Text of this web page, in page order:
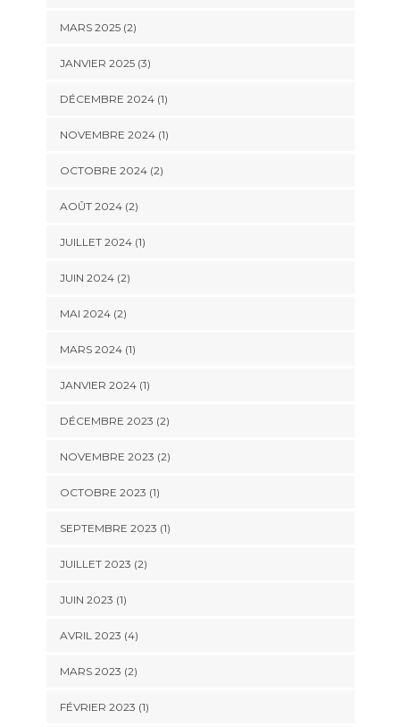
MARS 2025(2)
JANVIER 2025(3)
DÉCEMBRE 2024(1)
NOVEMBRE 2024(1)
OCTOBRE 2024(2)
AOÛT 2024(2)
JUILLET 2024(1)
JUIN 2024(2)
MAI 2024(2)
MARS 2024(1)
JANVIER 2024(1)
DÉCEMBRE 2023 (2)
NOVEMBRE 2023 (2)
OCTOBRE 2023 (1)
SEPTEMBRE 2023 (1)
JUILLET 2023 (2)
JUIN 2023 (1)
AVRIL 2023 (4)
MARS 2023 (2)
FÉVRIER 2023 (1)